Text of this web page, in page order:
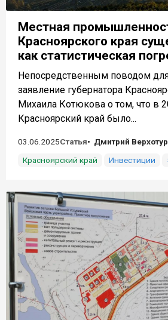
Местная
Красноярского края
как статистическая
Непосредственным поводом для
заявление губернатора
Михаила Котюкова о том, что в
Красноярский край было...
03.06.2025Статья
Дмитрий
Красноярский край
Инвестиции